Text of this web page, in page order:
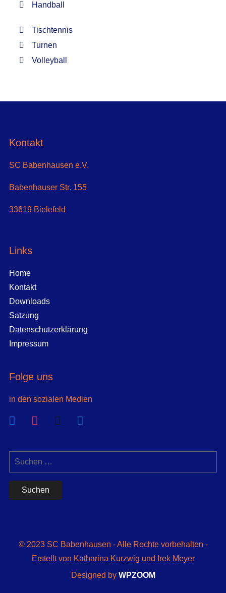
Handball
Tischtennis
Turnen
Volleyball
Kontakt
SC Babenhausen e.V.
Babenhauser Str. 155
33619 Bielefeld
Links
Home
Kontakt
Downloads
Satzung
Datenschutzerklärung
Impressum
Folge uns
in den sozialen Medien
© 2023 SC Babenhausen - Alle Rechte vorbehalten -
Erstellt von Katharina Kurzwig und Irek Meyer
Designed by WPZOOM